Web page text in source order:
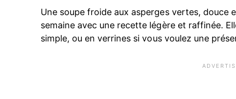
Une soupe froide aux asperges vertes, douce
semaine avec une recette légère et raffinée.
simple, ou en verrines si vous voulez une